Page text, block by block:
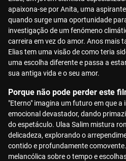
apaixona-se por Anita, uma
quando surge uma oportunidade
investigação de um fenómeno
carreira em vez do amor. Anos mais
Elias tem uma visão de como teria
uma escolha diferente e passa a
sua antiga vida e o seu amor.
Porque não pode perder este
"Eterno" imagina um futuro em que
emocional devastador, dando
do espetáculo. Ulaa Salim mistura
delicadeza, explorando o
contido e profundamente
melancólica sobre o tempo e